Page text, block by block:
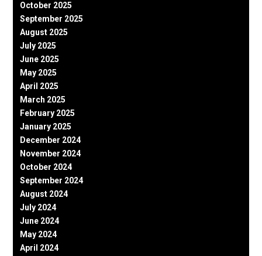
October 2025
September 2025
August 2025
July 2025
June 2025
May 2025
April 2025
March 2025
February 2025
January 2025
December 2024
November 2024
October 2024
September 2024
August 2024
July 2024
June 2024
May 2024
April 2024